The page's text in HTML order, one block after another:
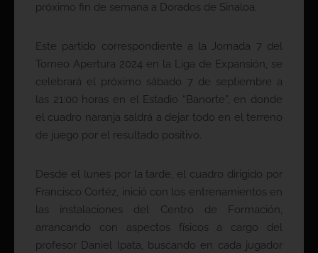
próximo fin de semana a Dorados de Sinaloa.
Este partido correspondiente a la Jornada 7 del
Torneo Apertura 2024 en la Liga de Expansión, se
celebrará el próximo sábado 7 de septiembre a
las 21:00 horas en el Estadio “Banorte”, en donde
el cuadro naranja saldrá a dejar todo en el terreno
de juego por el resultado positivo.
Desde el lunes por la tarde, el cuadro dirigido por
Francisco Cortéz, inició con los entrenamientos en
las instalaciones del Centro de Formación,
arrancando con aspectos físicos a cargo del
profesor Daniel Ipata, buscando en cada jugador